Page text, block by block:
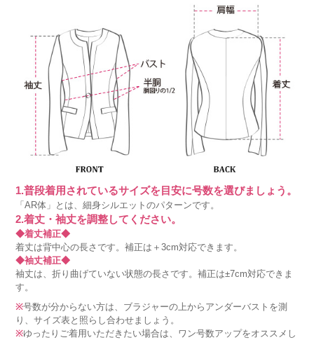
1.普段着用されているサイズを目安に号数を選びましょう。
「AR体」とは、細身シルエットのパターンです。
2.着丈・袖丈を調整してください。
◆着丈補正◆
着丈は背中心の長さです。補正は＋3cm対応できます。
◆袖丈補正◆
袖丈は、折り曲げていない状態の長さです。補正は±7cm対応できま
す。
※号数が分からない方は、ブラジャーの上からアンダーバストを測
り、サイズ表と照らし合わせましょう。
※ゆったりご着用いただきたい場合は、ワン号数アップをオススメし